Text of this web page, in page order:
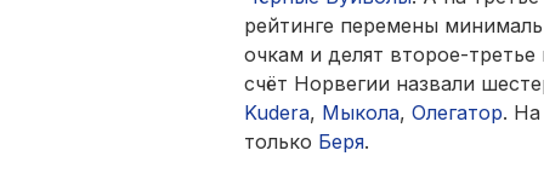
рейтинге перемены
очкам и делят второе-
счёт Норвегии назвали
Kudera, Мыкола, Олегатор. На
только Беря.